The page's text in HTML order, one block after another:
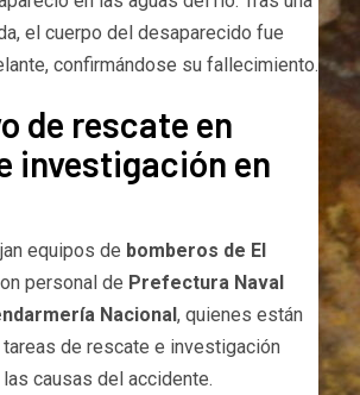
el cuerpo del desaparecido fue
confirmándose su fallecimiento.
de rescate en
investigación en
equipos de bomberos de El
personal de Prefectura Naval
Nacional , quienes están
tareas de rescate e investigación
causas del accidente.